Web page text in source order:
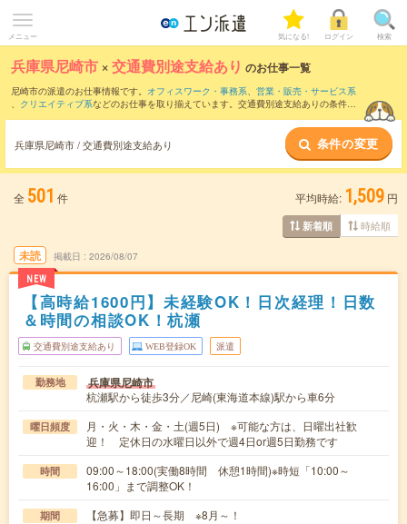
メニュー 気になる! ログイン 検索
兵庫県尼崎市 ×交通費別途支給あり のお仕事一覧
尼崎市の派遣のお仕事情報です。 オフィスワーク・事務系、 営業・販売・サービス系
、 クリエイティブ系などのお仕事を取り揃えています。交通費別途支給ありの条件の
兵庫県尼崎市 / 交通費別途支給あり 条件の変更
全 501 件 平均時給: 1,509 円
新着順 時給順
未読
NEW
掲載日 2026/08/07
【高時給1600円】未経験OK！日次経理！日数
＆時間の相談OK！杭瀬
交通費別途支給あり WEB登録OK 派遣
勤務地 兵庫県尼崎市
杭瀬駅から徒歩3分／尼崎(東海道本線)駅から車6分
曜日頻度
月・火・木・金・土(週5日) ※可能な方は、日曜出社歓
迎！ 定休日の水曜日以外で週4日or週5日勤務です
時間
09:00～18:00(実働8時間 休憩1時間)※時短「10:00～
16:00」まで調整OK！
期間 【急募】即日～長期 ※8月～！